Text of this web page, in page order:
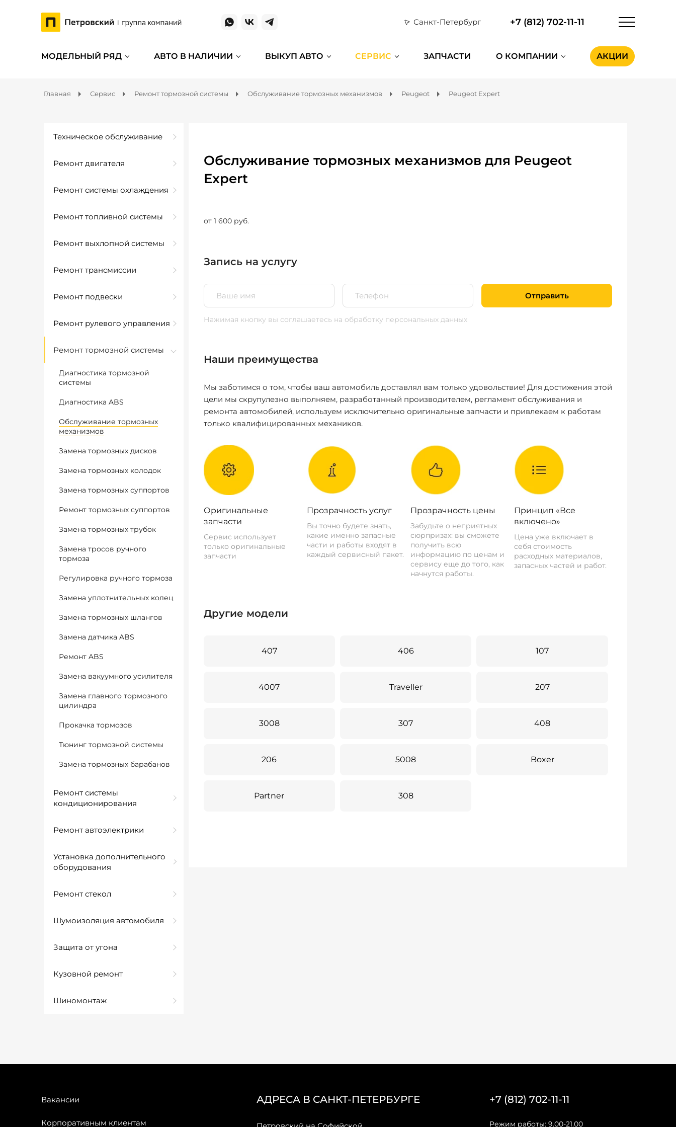
Санкт-Петербург +7 (812) 702-11-11
МОДЕЛЬНЫЙ РЯД АВТО В НАЛИЧИИ ВЫКУП АВТО СЕРВИС ЗАПЧАСТИ О КОМПАНИИ АКЦИИ
Главная Сервис Ремонт тормозной системы Обслуживание тормозных механизмов Peugeot Peugeot Expert
Техническое обслуживание
Ремонт двигателя
Ремонт системы охлаждения
Ремонт топливной системы
Ремонт выхлопной системы
Ремонт трансмиссии
Ремонт подвески
Ремонт рулевого управления
Ремонт тормозной системы
Диагностика тормозной
системы
Диагностика ABS
Обслуживание тормозных
механизмов
Замена тормозных дисков
Замена тормозных колодок
Замена тормозных суппортов
Ремонт тормозных суппортов
Замена тормозных трубок
Замена тросов ручного
тормоза
Регулировка ручного тормоза
Замена уплотнительных колец
Замена тормозных шлангов
Замена датчика ABS
Ремонт ABS
Замена вакуумного усилителя
Замена главного тормозного
цилиндра
Прокачка тормозов
Тюнинг тормозной системы
Замена тормозных барабанов
Ремонт системы
кондиционирования
Ремонт автоэлектрики
Установка дополнительного
оборудования
Ремонт стекол
Шумоизоляция автомобиля
Защита от угона
Кузовной ремонт
Шиномонтаж
Обслуживание тормозных механизмов для Peugeot
Expert
от 1 600 руб.
Запись на услугу
Отправить
Нажимая кнопку вы соглашаетесь на обработку персональных данных
Наши преимущества
Мы заботимся о том, чтобы ваш автомобиль доставлял вам только удовольствие! Для достижения этой
цели мы скрупулезно выполняем, разработанный производителем, регламент обслуживания и
ремонта автомобилей, используем исключительно оригинальные запчасти и привлекаем к работам
только квалифицированных механиков.
Оригинальные
запчасти
Сервис использует
только оригинальные
запчасти
Прозрачность услуг
Вы точно будете знать,
какие именно запасные
части и работы входят в
каждый сервисный пакет.
Прозрачность цены
Забудьте о неприятных
сюрпризах: вы сможете
получить всю
информацию по ценам и
сервису еще до того, как
начнутся работы.
Принцип «Все
включено»
Цена уже включает в
себя стоимость
расходных материалов,
запасных частей и работ.
Другие модели
407 406 107
4007 Traveller 207
3008 307 408
206 5008 Boxer
Partner 308
Вакансии
Корпоративным клиентам
АДРЕСА В САНКТ-ПЕТЕРБУРГЕ +7 (812) 702-11-11
Режим работы: 9.00-21.00